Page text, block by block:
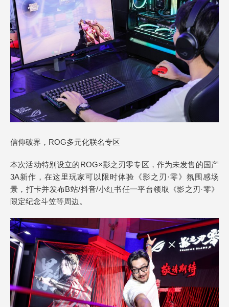
信仰破界，ROG多元化联名专区
本次活动特别设立的ROG×影之刃零专区，作为未发售的国产
3A新作，在这里玩家可以限时体验《影之刃·零》氛围感场
景，打卡并发布B站/抖音/小红书任一平台领取《影之刃·零》
限定纪念斗笠等周边。